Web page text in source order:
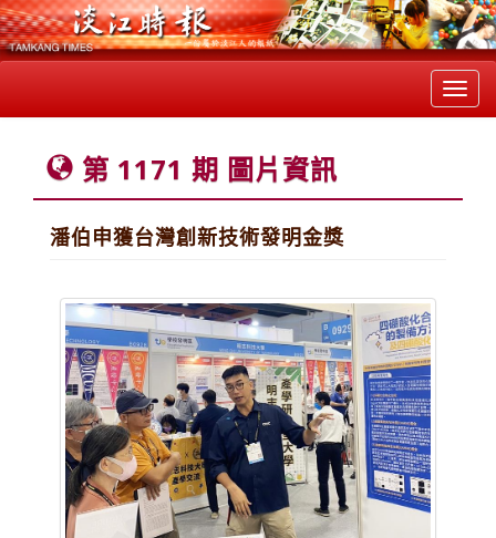
第 1171 期 圖片資訊
潘伯申獲台灣創新技術發明金獎